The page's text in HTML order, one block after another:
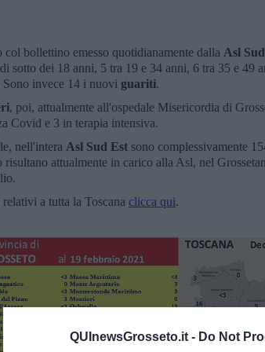
QUInewsGrosseto.it - Do Not
col bollettino emesso quotidianamente dalla Asl
sotto dei 18 anni, 5 tra 19 e 34 anni, 6 tra 35 e 49
invece 14 i nuovi guariti.
, poi, attualmente all'ospedale Misericordia di
Covid e 3 in terapia intensiva.
nell'intera Asl Sud Est sono complessivamente
attualmente in carico alla Asl, nel
a tutta la Toscana clicca qui.